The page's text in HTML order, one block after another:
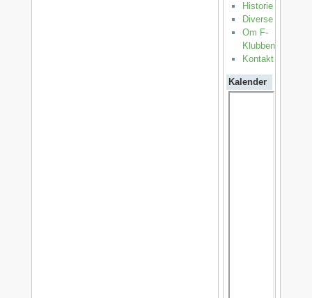
Historie
Diverse
Om F-
Klubben
Kontakt
Kalender